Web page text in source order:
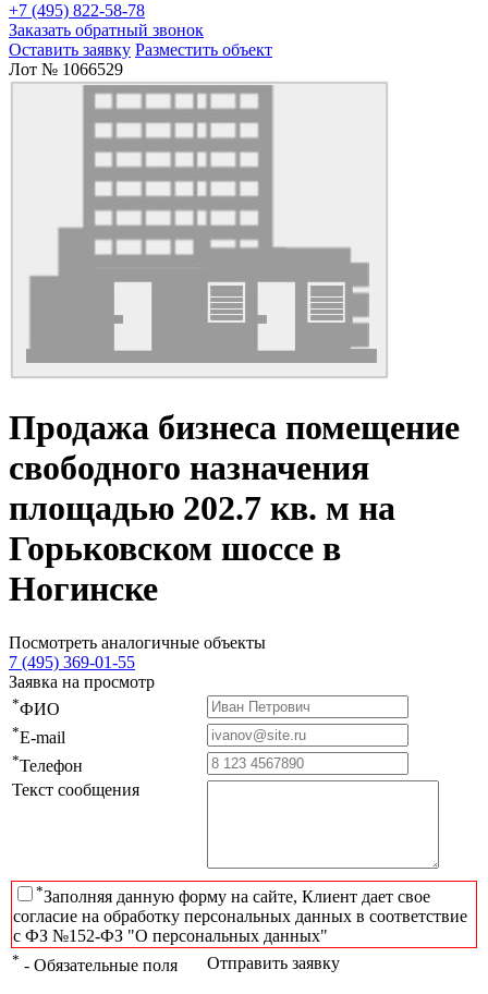
+7 (495) 822-58-78
Заказать обратный звонок
Оставить заявку Разместить объект
Лот № 1066529
Продажа бизнеса помещение
свободного назначения
площадью 202.7 кв. м на
Горьковском шоссе в
Ногинске
Посмотреть аналогичные объекты
7 (495) 369-01-55
Заявка на просмотр
*ФИО
*E-mail
*Телефон
Текст сообщения
*Заполняя данную форму на сайте, Клиент дает свое
согласие на обработку персональных данных в соответствие
с ФЗ №152-ФЗ "О персональных данных"
* - Обязательные поля Отправить заявку